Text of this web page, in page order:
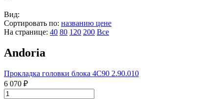
Вид:
Сортировать по: названию цене
На странице: 40 80 120 200 Все
Andoria
Прокладка головки блока 4С90 2.90.010
6 070 ₽